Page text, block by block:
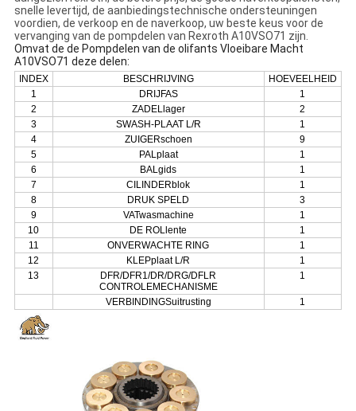
snelle levertijd, de aanbiedingstechnische ondersteuningen
voordien, de verkoop en de naverkoop, uw beste keus voor de
vervanging van de pompdelen van Rexroth A10VSO71 zijn.
Omvat de de Pompdelen van de olifants Vloeibare Macht
A10VSO71 deze delen:
INDEX BESCHRIJVING
HOEVEELHEID
1
DRIJFAS
1
2
ZADELlager
2
3
SWASH-PLAAT L/R
1
4
ZUIGERschoen
9
5
PALplaat
1
6
BALgids
1
7
CILINDERblok
1
8
DRUK SPELD
3
9
VATwasmachine
1
10
DE ROLlente
1
11
ONVERWACHTE RING
1
12
KLEPplaat L/R
1
13
DFR/DFR1/DR/DRG/DFLR
CONTROLEMECHANISME
1
VERBINDINGSuitrusting 1